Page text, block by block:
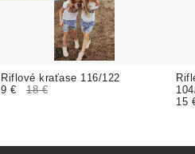
Riflové kraťase 116/122
9 € 18 €
15